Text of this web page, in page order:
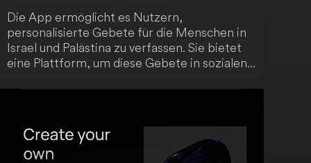
Die App ermöglicht es Nutzern,
personalisierte Gebete für die Menschen in
Israel und Palästina zu verfassen. Sie bietet
eine Plattform, um diese Gebete in sozialen
Hoffnung und Frieden anzuregen. Dies kann
sein, die vom Israel-Palästina-Konflikt
betroffen sind und nach Wegen suchen, ihre
Anteilnahme auszudrücken.